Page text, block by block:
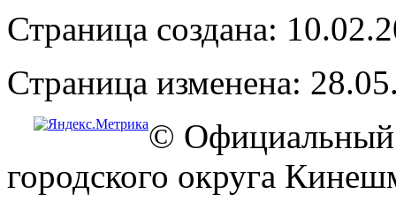
Страница создана:
Страница изменена:
© Официальный
городского округа